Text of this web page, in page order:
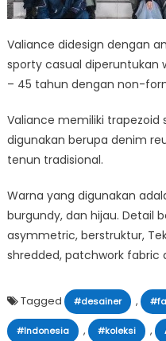
Valiance didesign dengan
sporty casual diperuntukan
– 45 tahun dengan non-
Valiance memiliki
digunakan berupa denim
tenun tradisional.
Warna yang digunakan
burgundy, dan hijau. Detail
asymmetric, berstruktur,
shredded, patchwork fabric
Tagged #desainer ,
#Indonesia , #koleksi ,